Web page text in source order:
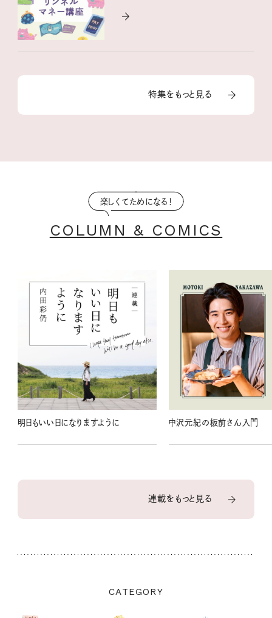
特集をもっと見る
楽しくてためになる！
COLUMN & COMICS
明日もいい日になりますように 中沢元紀の板前さん入門
連載をもっと見る
CATEGORY